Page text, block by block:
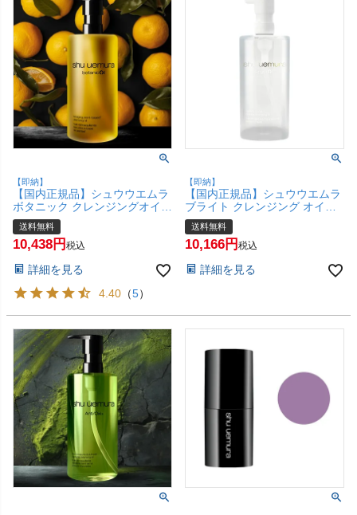
【即納】
【国内正規品】シュウウエムラ
ボタニック クレンジングオイル
450ml shu uemura【メイク落
とし】【宅配便送料無料】
(6042666)
送料無料
10,438 税込
詳細を見る
4.40 （5）
【即納】
【国内正規品】シュウウエムラ
ブライト クレンジング オイル
450ml shu uemura 【メイク落
とし】 【宅配便送料無料】
(6029459)
送料無料
10,166 税込
詳細を見る